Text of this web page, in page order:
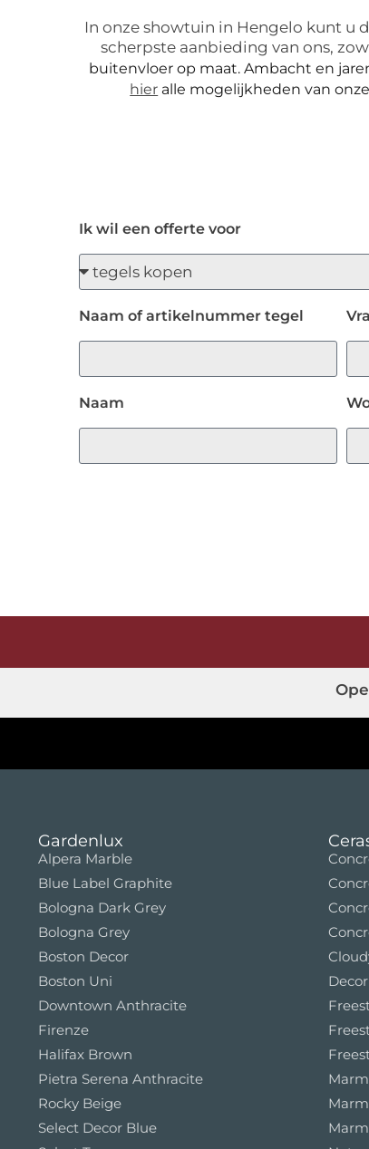
In onze showtuin in Hengelo kunt u
scherpste aanbieding van ons,
buitenvloer op maat. Ambacht en
hier alle mogelijkheden van
Ik wil een offerte voor
Naam of artikelnummer tegel
Naam
Gardenlux
Alpera Marble
Blue Label Graphite
Bologna Dark Grey
Bologna Grey
Boston Decor
Boston Uni
Downtown Anthracite
Firenze
Halifax Brown
Pietra Serena Anthracite
Rocky Beige
Select Decor Blue